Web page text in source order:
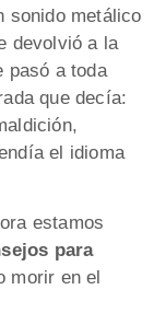
sonido metálico
devolvió a la
pasó a toda
que decía:
el idioma
estamos
para
morir en el